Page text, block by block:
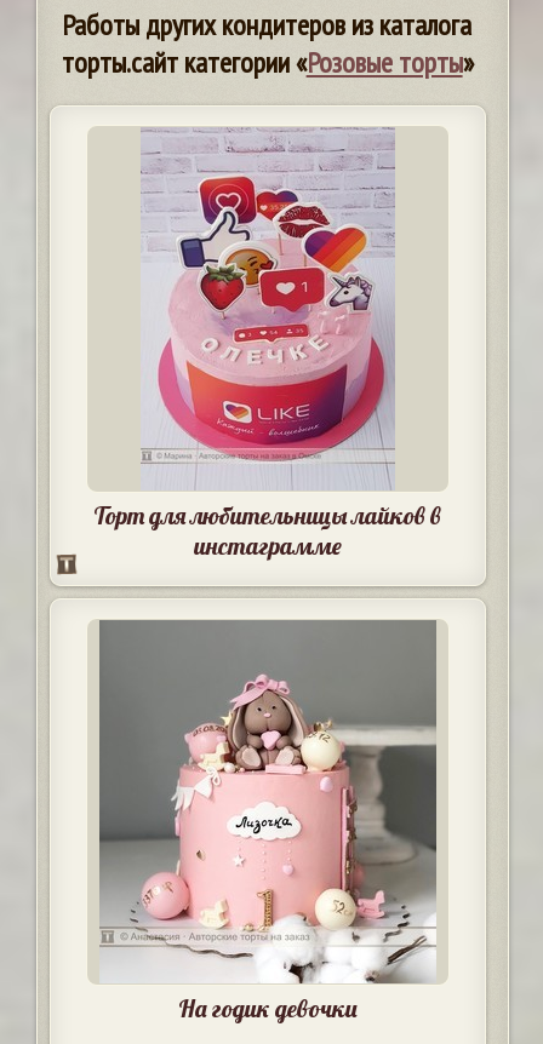
Работы других кондитеров из каталога
торты.сайт категории «Розовые торты»
Торт для любительницы лайков в
инстаграмме
На годик девочки